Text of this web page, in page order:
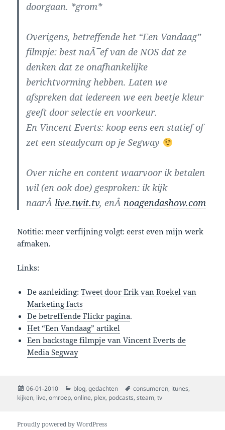
doorgaan. *grom*
Overigens, betreffende het “Een Vandaag”
filmpje: best naÃ¯ef van de NOS dat ze
denken dat ze onafhankelijke
berichtvorming hebben. Laten we
afspreken dat iedereen we een beetje kleur
geeft door selectie en voorkeur.
En Vincent Everts: koop eens een statief of
zet een steadycam op je Segway
Over niche en content waarvoor ik betalen
wil (en ook doe) gesproken: ik kijk
naarÂ live.twit.tv, enÂ noagendashow.com
Notitie: meer verfijning volgt: eerst even mijn werk
afmaken.
Links:
De aanleiding:Tweet door Erik van Roekel van
Marketing facts
De betreffende Flickr pagina.
Het “Een Vandaag” artikel
Een backstage filmpje van Vincent Everts de
Media Segway
Posted
on
06-01-2010 Categories
blog,gedachten Tags
consumeren, itunes,
kijken, live,omroep,online, plex, podcasts,steam,tv
Proudly powered by WordPress